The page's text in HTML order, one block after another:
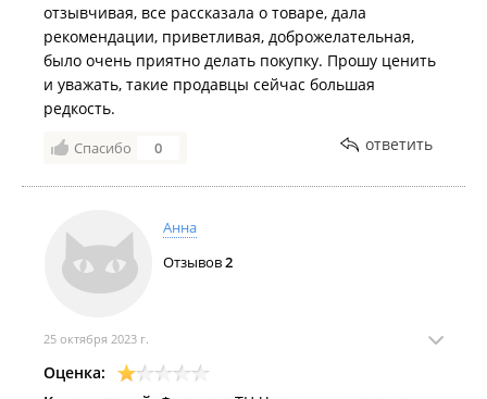
отзывчивая, все рассказала о товаре, дала
рекомендации, приветливая, доброжелательная,
было очень приятно делать покупку. Прошу ценить
и уважать, такие продавцы сейчас большая
редкость.
Спасибо 0 ответить
Анна
Отзывов2
25 октября 2023 г.
Оценка: